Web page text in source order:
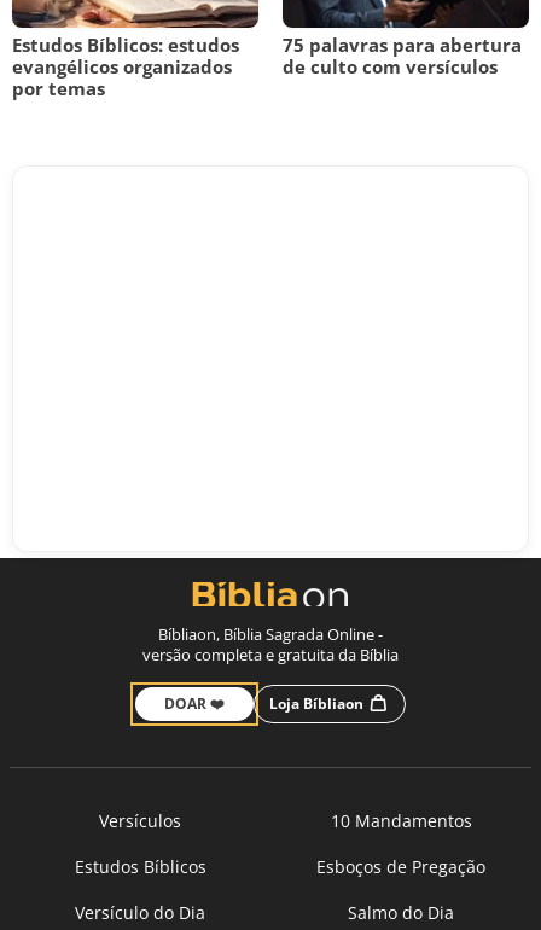
Estudos Bíblicos: estudos
evangélicos organizados
por temas
75 palavras para abertura
de culto com versículos
Bíbliaon, Bíblia Sagrada Online -
versão completa e gratuita da Bíblia
DOAR ❤️ Loja Bíbliaon
Versículos
10 Mandamentos
Estudos Bíblicos
Esboços de Pregação
Versículo do Dia
Salmo do Dia